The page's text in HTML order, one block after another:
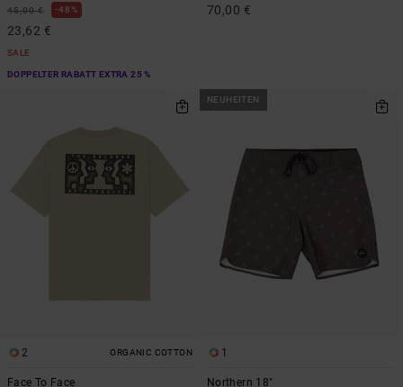
45,00 € 48%
23,62 €
SALE
DOPPELTER RABATT EXTRA 25 %
70,00 €
2 ORGANIC COTTON
Face To Face
NEUHEITEN
1
Northern 18"